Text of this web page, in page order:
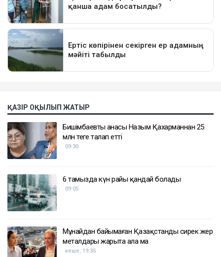
ҚАЗІР ОҚЫЛЫП ЖАТЫР
Бишімбаевтың анасы Назым Қахарманнан 25
млн теңге талап етті
09:30
6 тамызда күн райы қандай болады
09:05
Мұнайдан байымаған Қазақстанды сирек жер
металдары жарыта ала ма
кеше, 19:35